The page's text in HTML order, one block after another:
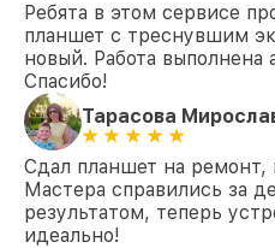
Ребята в этом сервисе
планшет с треснувшим
новый. Работа выполнена
Спасибо!
Тарасова
Сдал планшет на ремонт,
Мастера справились за
результатом, теперь
идеально!